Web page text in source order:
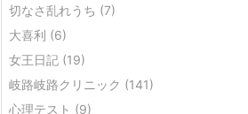
切なさ乱れうち (7)
大喜利 (6)
女王日記 (19)
岐路岐路クリニック (141)
心理テスト (9)